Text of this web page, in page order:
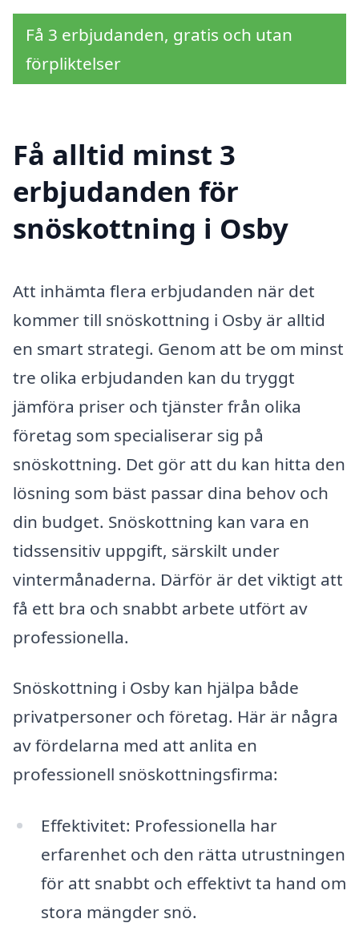
Få 3 erbjudanden, gratis och utan
förpliktelser
Få alltid minst 3
erbjudanden för
snöskottning i Osby
Att inhämta flera erbjudanden när det
kommer till snöskottning i Osby är alltid
en smart strategi. Genom att be om minst
tre olika erbjudanden kan du tryggt
jämföra priser och tjänster från olika
företag som specialiserar sig på
snöskottning. Det gör att du kan hitta den
lösning som bäst passar dina behov och
din budget. Snöskottning kan vara en
tidssensitiv uppgift, särskilt under
vintermånaderna. Därför är det viktigt att
få ett bra och snabbt arbete utfört av
professionella.
Snöskottning i Osby kan hjälpa både
privatpersoner och företag. Här är några
av fördelarna med att anlita en
professionell snöskottningsfirma:
Effektivitet: Professionella har
erfarenhet och den rätta utrustningen
för att snabbt och effektivt ta hand om
stora mängder snö.